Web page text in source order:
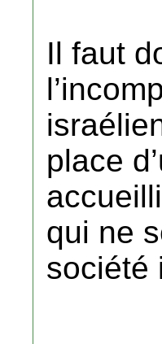
Il faut
place
qui ne
société